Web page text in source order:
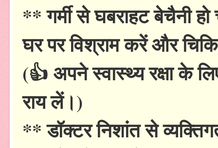
** गर्मी से घबराहट बेचैनी
घर पर विश्राम करें और
(👍 अपने स्वास्थ्य रक्षा के
राय लें।)
** डॉक्टर निशांत से